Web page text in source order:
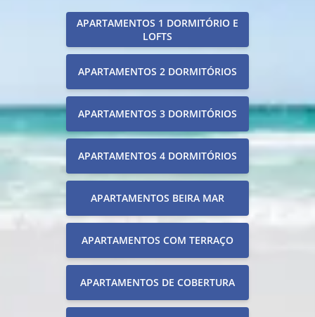
APARTAMENTOS 1 DORMITÓRIO E
LOFTS
APARTAMENTOS 2 DORMITÓRIOS
APARTAMENTOS 3 DORMITÓRIOS
APARTAMENTOS 4 DORMITÓRIOS
APARTAMENTOS BEIRA MAR
APARTAMENTOS COM TERRAÇO
APARTAMENTOS DE COBERTURA